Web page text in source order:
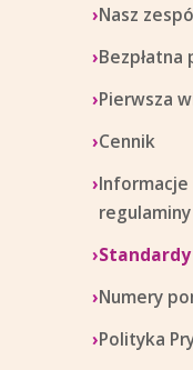
Nasz
Bezpłatna
Pierwsza
Cennik
Numery
Polityka